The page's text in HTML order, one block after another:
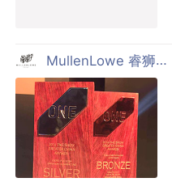
MullenLowe 睿狮广告传播 上海